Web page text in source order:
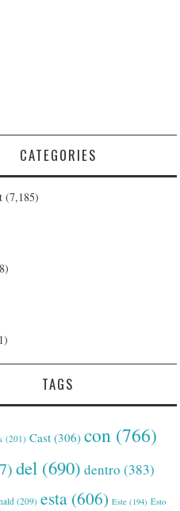
CATEGORIES
(7,185)
TAGS
(201) Cast (306) con (766)
del (690) dentro (383)
(209) esta (606) Este (194) Esto